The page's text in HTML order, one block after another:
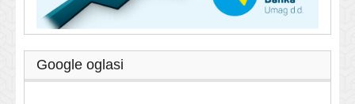
Google oglasi